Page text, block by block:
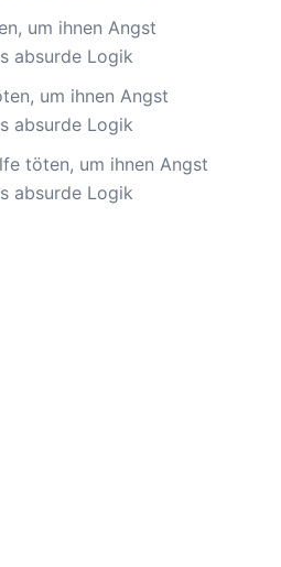
um ihnen Angst
absurde Logik
um ihnen Angst
absurde Logik
töten, um ihnen Angst
absurde Logik